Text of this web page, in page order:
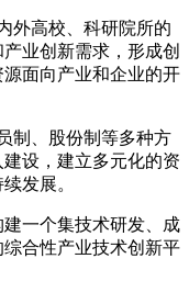
外高校、科研院所的
业创新需求，形成创
面向产业和企业的开
制、股份制等多种方
设，建立多元化的资
发展。
一个集技术研发、成
合性产业技术创新平